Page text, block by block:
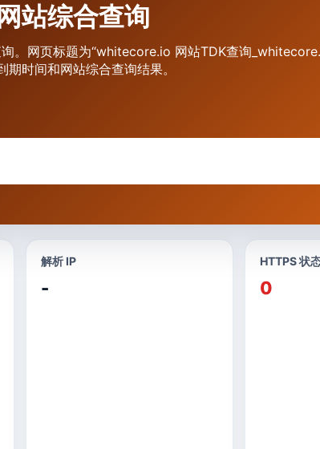
站综合查询
。网页标题为“whitecore.io 网站TDK查询
时间和网站综合查询结果。
解析 IP
-
HTTPS 状
0